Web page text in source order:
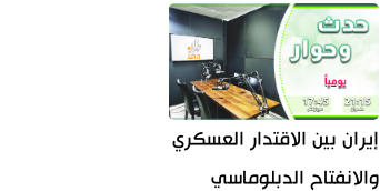
إيران بين الاقتدار العسكري
والانفتاح الدبلوماسي